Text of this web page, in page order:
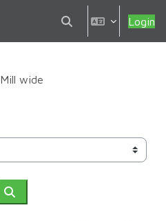
Schakel zoek invoer
Login
Mill wide
Zoek cursussen